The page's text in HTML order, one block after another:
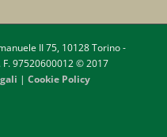
II 75, 10128 Torino -
F. 97520600012 © 2017
| Cookie Policy